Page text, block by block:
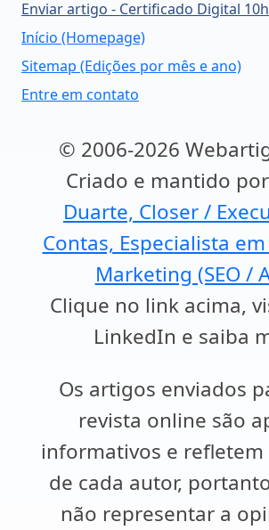
Enviar artigo - Certificado Digital 10h
Início (Homepage)
Sitemap (Edições por mês e ano)
Entre em contato
© 2006-2026
Criado e mantido por
Duarte, Closer /
Contas, Especialista
Marketing (SEO /
Clique no link acima,
LinkedIn e saiba
Os artigos enviados
revista online são
informativos e
de cada autor,
não representar a